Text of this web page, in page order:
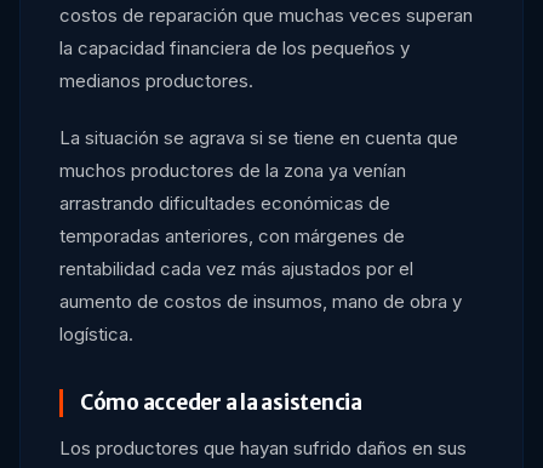
costos de reparación que muchas veces superan
la capacidad financiera de los pequeños y
medianos productores.
La situación se agrava si se tiene en cuenta que
muchos productores de la zona ya venían
arrastrando dificultades económicas de
temporadas anteriores, con márgenes de
rentabilidad cada vez más ajustados por el
aumento de costos de insumos, mano de obra y
logística.
Cómo acceder a la asistencia
Los productores que hayan sufrido daños en sus